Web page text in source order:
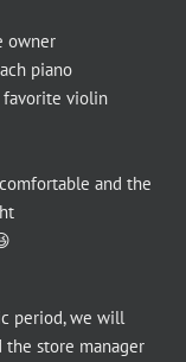
owner
piano
favorite violin
and the
period, we will
store manager